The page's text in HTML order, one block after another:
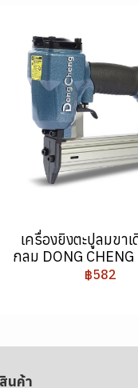
เครื่องยิงตะปูลมขา
กลม DONG
฿582
สินค้า